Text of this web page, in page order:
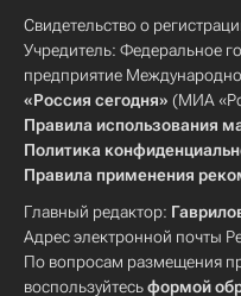
Свидетельство о
Учредитель: Федеральное
предприятие
«Россия сегодня» (МИА
Правила использования
Политика
Правила применения
Главный редактор:
Адрес электронной почты
По вопросам размещения
воспользуйтесьформой